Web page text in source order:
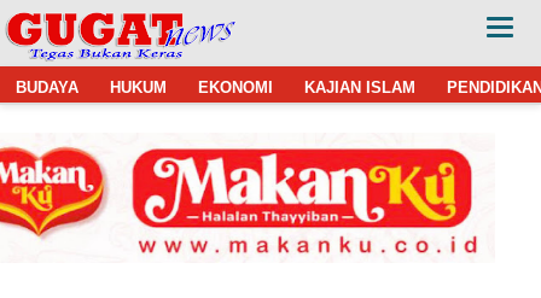
BUDAYA HUKUM EKONOMI KAJIAN ISLAM